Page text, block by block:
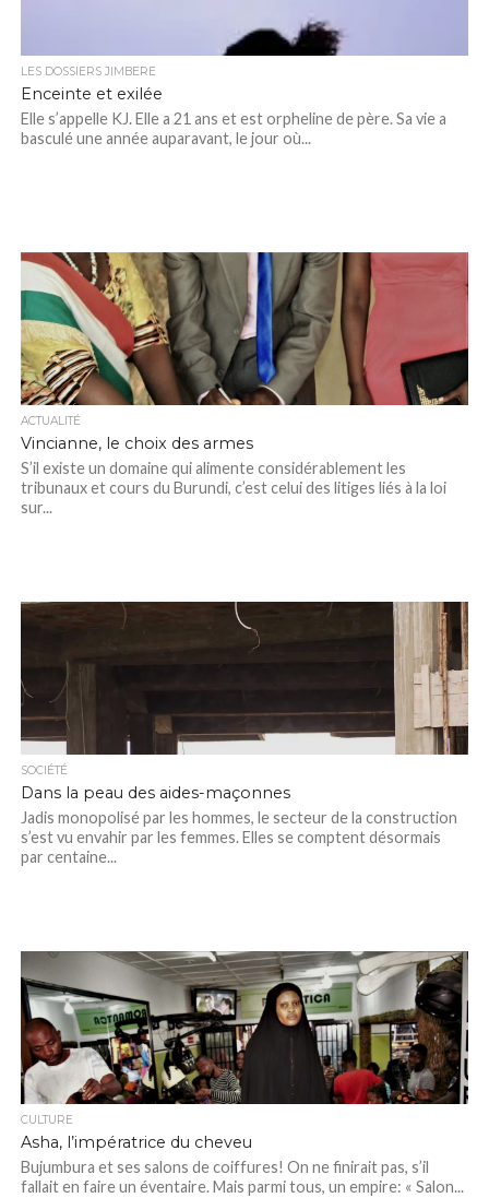
LES DOSSIERS JIMBERE
Enceinte et exilée
Elle s’appelle KJ. Elle a 21 ans et est orpheline de père. Sa vie a
basculé une année auparavant, le jour où...
ACTUALITÉ
Vincianne, le choix des armes
S’il existe un domaine qui alimente considérablement les
tribunaux et cours du Burundi, c’est celui des litiges liés à la loi
sur...
SOCIÉTÉ
Dans la peau des aides-maçonnes
Jadis monopolisé par les hommes, le secteur de la construction
s’est vu envahir par les femmes. Elles se comptent désormais
par centaine...
CULTURE
Asha, l’impératrice du cheveu
Bujumbura et ses salons de coiffures! On ne finirait pas, s’il
fallait en faire un éventaire. Mais parmi tous, un empire: « Salon...